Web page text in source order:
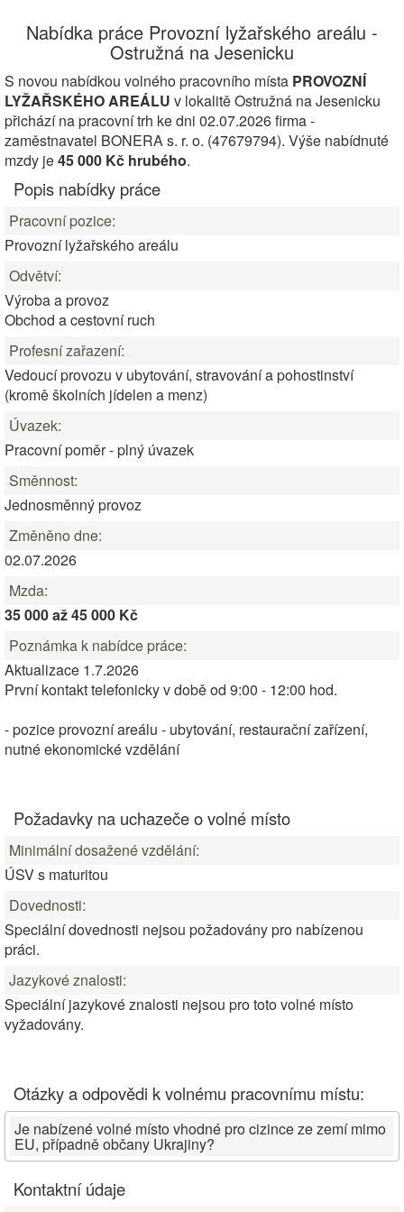
Nabídka práce Provozní lyžařského areálu -
Ostružná na Jesenicku
S novou nabídkou volného pracovního místa PROVOZNÍ
LYŽAŘSKÉHO AREÁLU v lokalitě Ostružná na Jesenicku
přichází na pracovní trh ke dni 02.07.2026 firma -
zaměstnavatel BONERA s. r. o. (47679794). Výše nabídnuté
mzdy je45 000 Kč hrubého.
Popis nabídky práce
Pracovní pozice:
Provozní lyžařského areálu
Odvětví:
Výroba a provoz
Obchod a cestovní ruch
Profesní zařazení:
Vedoucí provozu v ubytování, stravování a pohostinství
(kromě školních jídelen a menz)
Úvazek:
Pracovní poměr - plný úvazek
Směnnost:
Jednosměnný provoz
Změněno dne:
02.07.2026
Mzda:
35 000 až 45 000 Kč
Poznámka k nabídce práce:
Aktualizace 1.7.2026
První kontakt telefonicky v době od 9:00 - 12:00 hod.
- pozice provozní areálu - ubytování, restaurační zařízení,
nutné ekonomické vzdělání
Požadavky na uchazeče o volné místo
Minimální dosažené vzdělání:
ÚSV s maturitou
Dovednosti:
Speciální dovednosti nejsou požadovány pro nabízenou
práci.
Jazykové znalosti:
Speciální jazykové znalosti nejsou pro toto volné místo
vyžadovány.
Otázky a odpovědi k volnému pracovnímu místu:
Je nabízené volné místo vhodné pro cizince ze zemí mimo
EU, případně občany Ukrajiny?
Kontaktní údaje